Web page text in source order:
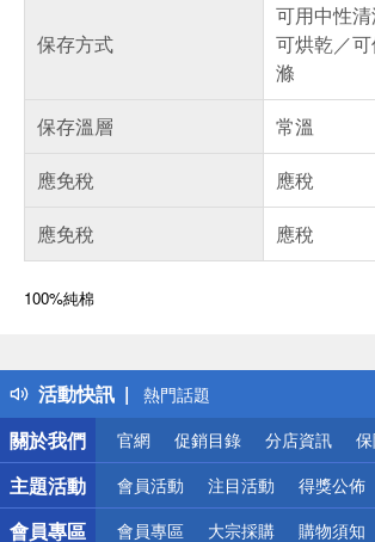
保存方式
可用中性
可烘乾／
滌
保存溫層
常溫
應免稅
應稅
應免稅
應稅
100%純棉
活動快訊
得獎公告
熱門話題
銀行優惠
偏遠地區配送
詐騙網頁！請小心！
關於我們
官網 促銷目錄 分店資訊
主題活動 會員活動 注目活動 得獎公佈
會員專區 會員專區 大宗採購 購物須知